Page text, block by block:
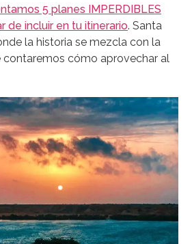
5 planes IMPERDIBLES
de incluir en tu itinerario. Santa
la historia se mezcla con la
contaremos cómo aprovechar al